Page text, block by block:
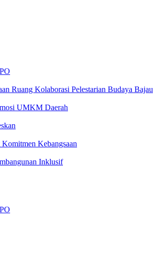
Ruang Kolaborasi Pelestarian Budaya Bajau
UMKM Daerah
Kebangsaan
Inklusif